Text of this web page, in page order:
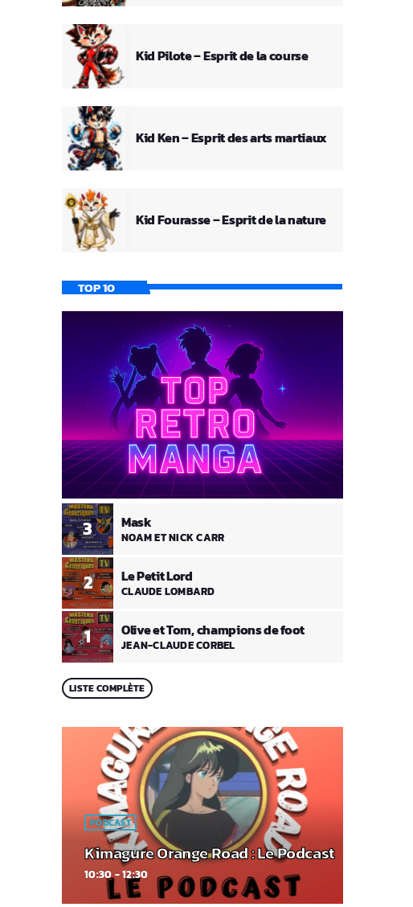
Kid Pilote – Esprit de la course
Kid Ken – Esprit des arts martiaux
Kid Fourasse – Esprit de la nature
TOP 10
1 Olive et Tom, champions de foot
JEAN-CLAUDE CORBEL
2 Le Petit Lord
CLAUDE LOMBARD
3 Mask
NOAM ET NICK CARR
LISTE COMPLÈTE
PODCAST
Kimagure Orange Road : Le Podcast
10:30 - 12:30